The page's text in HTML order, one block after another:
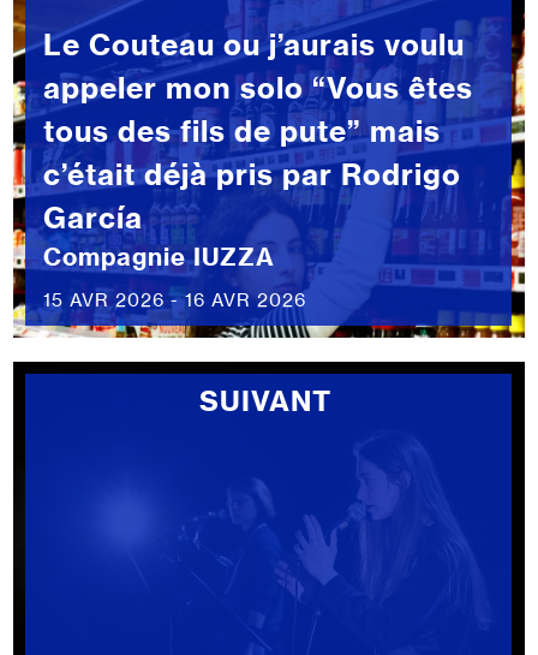
Le Couteau ou j’aurais voulu
appeler mon solo “Vous êtes
tous des fils de pute” mais
c’était déjà pris par Rodrigo
García
Compagnie IUZZA
15 AVR 2026 - 16 AVR 2026
SUIVANT